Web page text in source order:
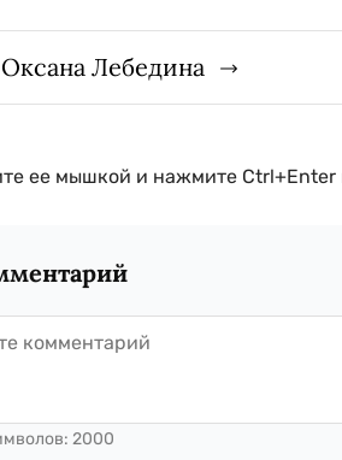
Лебедина
ее мышкой и нажмите Ctrl+Enter
2000